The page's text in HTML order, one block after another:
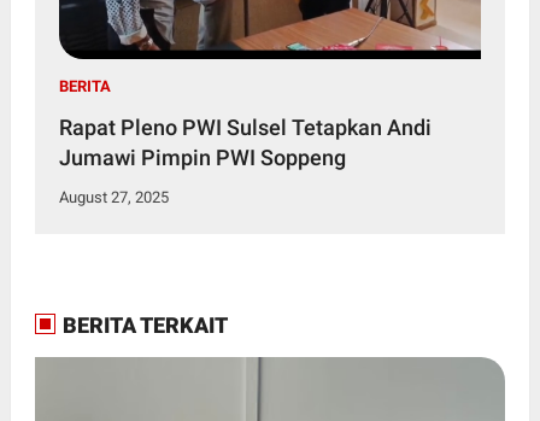
BERITA
Rapat Pleno PWI Sulsel Tetapkan Andi
Jumawi Pimpin PWI Soppeng
August 27, 2025
BERITA TERKAIT